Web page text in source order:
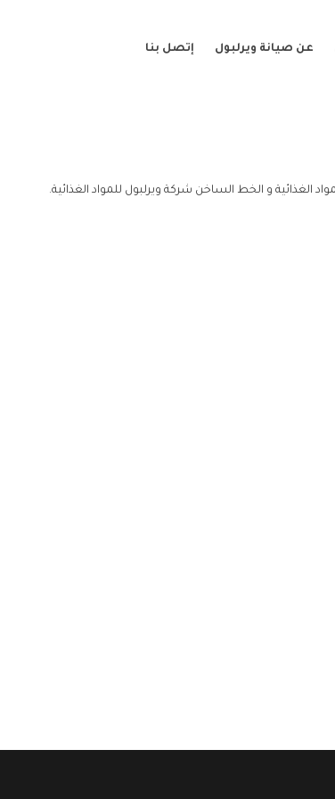
عن صيانة ويرلبول إتصل بنا
الغذائية و الخط الساخن شركة ويرلبول للمواد الغذائية.